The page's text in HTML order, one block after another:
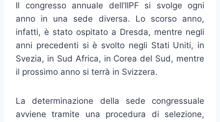
Il congresso annuale dell’IIPF si svolge ogni
anno in una sede diversa. Lo scorso anno,
infatti, è stato ospitato a Dresda, mentre negli
anni precedenti si è svolto negli Stati Uniti, in
Svezia, in Sud Africa, in Corea del Sud, mentre
il prossimo anno si terrà in Svizzera.
La determinazione della sede congressuale
avviene tramite una procedura di selezione,